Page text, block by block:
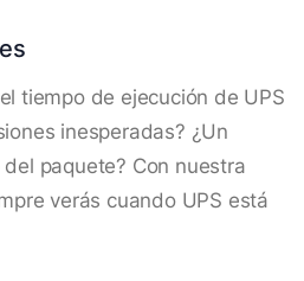
tiempo de ejecución de UPS
inesperadas? ¿Un
paquete? Con nuestra
verás cuando UPS está